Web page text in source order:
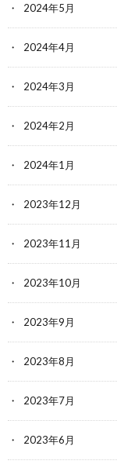
2024年5月
2024年4月
2024年3月
2024年2月
2024年1月
2023年12月
2023年11月
2023年10月
2023年9月
2023年8月
2023年7月
2023年6月